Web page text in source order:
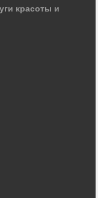
красоты и